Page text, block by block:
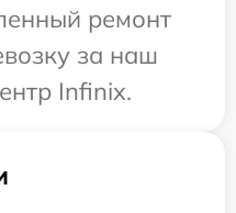
ремонт
за наш
Infinix.